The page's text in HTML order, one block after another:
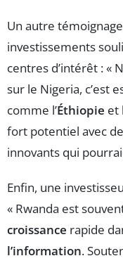
Un autre
investissements
centres d’intérêt : «
sur le Nigeria, c’est
comme l’Éthiopie et
fort potentiel avec
innovants qui
Enfin, une
« Rwanda est
croissance rapide
l’information.